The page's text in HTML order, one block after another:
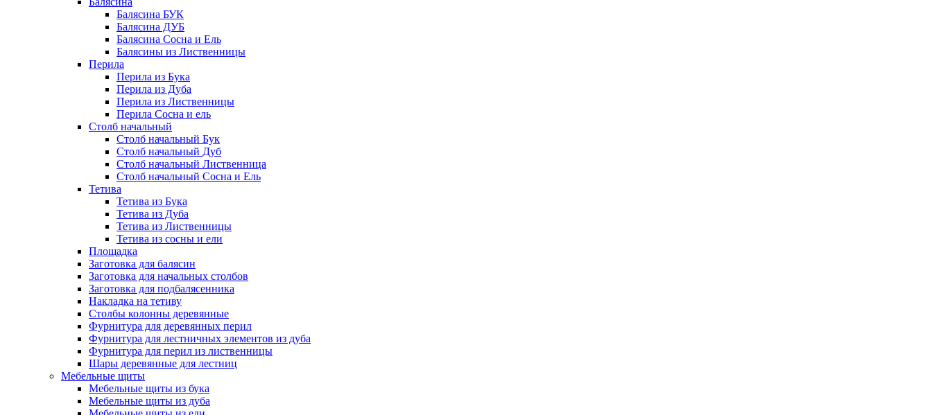
Балясина БУК
Балясина ДУБ
Балясина Сосна и Ель
Балясины из Лиственницы
Перила
Перила из Бука
Перила из Дуба
Перила из Лиственницы
Перила Сосна и ель
Столб начальный
Столб начальный Бук
Столб начальный Дуб
Столб начальный Лиственница
Столб начальный Сосна и Ель
Тетива
Тетива из Бука
Тетива из Дуба
Тетива из Лиственницы
Тетива из сосны и ели
Площадка
Заготовка для балясин
Заготовка для начальных столбов
Заготовка для подбалясенника
Накладка на тетиву
Столбы колонны деревянные
Фурнитура для деревянных перил
Фурнитура для лестничных элементов из дуба
Фурнитура для перил из лиственницы
Шары деревянные для лестниц
Мебельные щиты
Мебельные щиты из бука
Мебельные щиты из дуба